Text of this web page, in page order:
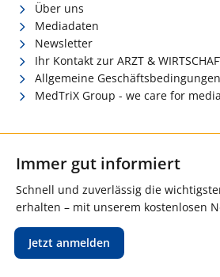
Über uns
Mediadaten
Newsletter
Ihr Kontakt zur ARZT &
Allgemeine Geschäftsbedingungen
MedTriX Group - we care for
Immer gut informiert
Schnell und zuverlässig die
erhalten – mit unserem kostenlosen
Jetzt anmelden